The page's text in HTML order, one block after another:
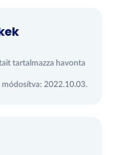
tartalmazza havonta
módosítva: 2022.10.03.